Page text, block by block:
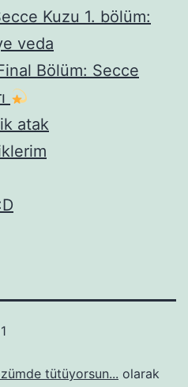
Kuzu 1. bölüm:
veda
Bölüm: Secce
atak
tütüyorsun... olarak